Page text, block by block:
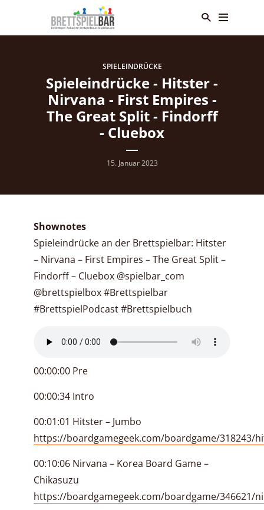
SPIELEINDRÜCKE
Spieleindrücke - Hitster -
Nirvana - First Empires -
The Great Split - Findorff
- Cluebox
15. Januar 2023
Shownotes
Spieleindrücke an der Brettspielbar: Hitster
– Nirvana – First Empires – The Great Split –
Findorff – Cluebox @spielbar_com
@brettspielbox #Brettspielbar
#BrettspielPodcast #Brettspielbuch
00:00:00 Pre
00:00:34 Intro
00:01:01 Hitster – Jumbo
https://boardgamegeek.com/boardgame/318243/
00:10:06 Nirvana – Korea Board Game –
Chikasuzu
https://boardgamegeek.com/boardgame/346621/